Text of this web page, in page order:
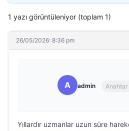
1 yazı görüntüleniyor (toplam 1)
26/05/2026: 8:36 pm
A admin
Yıllardır uzmanlar uzun süre